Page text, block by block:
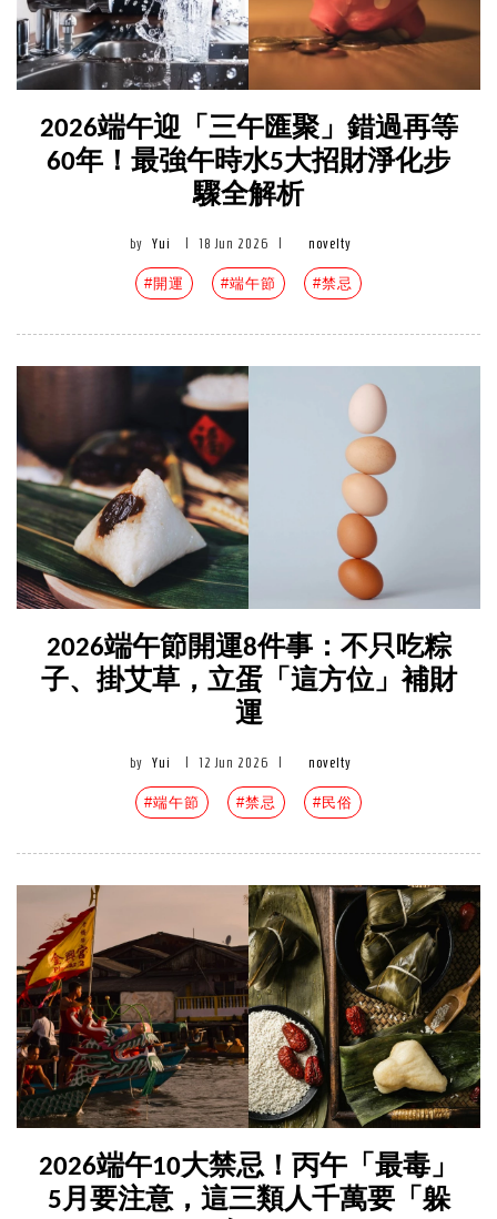
2026端午迎「三午匯聚」錯過再等
60年！最強午時水5大招財淨化步
驟全解析
by Yui 18 Jun 2026 novelty
#開運 #端午節 #禁忌
2026端午節開運8件事：不只吃粽
子、掛艾草，立蛋「這方位」補財
運
by Yui 12 Jun 2026 novelty
#端午節 #禁忌 #民俗
2026端午10大禁忌！丙午「最毒」
5月要注意，這三類人千萬要「躲